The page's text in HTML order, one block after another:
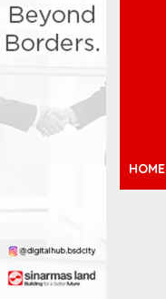
HOME